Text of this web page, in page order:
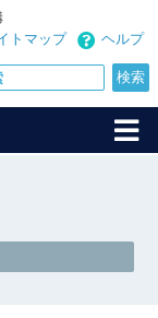
ヘルプ
トマップ